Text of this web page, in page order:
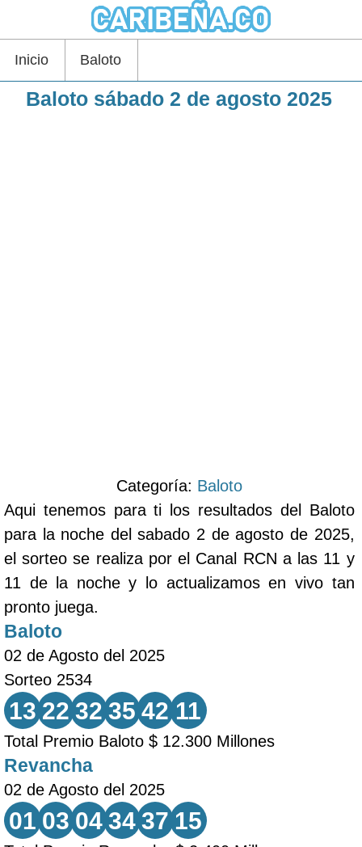
Inicio Baloto
Baloto sábado 2 de agosto 2025
Categoría: Baloto
Aqui tenemos para ti los resultados del Baloto
para la noche del sabado 2 de agosto de 2025,
el sorteo se realiza por el Canal RCN a las 11 y
11 de la noche y lo actualizamos en vivo tan
pronto juega.
Baloto
02 de Agosto del 2025
Sorteo 2534
13 22 32 35 42 11
Total Premio Baloto $ 12.300 Millones
Revancha
02 de Agosto del 2025
01 03 04 34 37 15